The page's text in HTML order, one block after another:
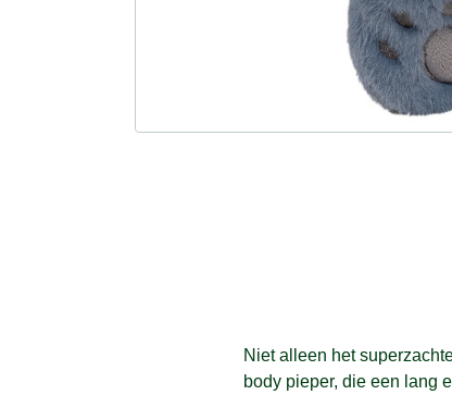
Niet alleen het
body pieper, die een lang